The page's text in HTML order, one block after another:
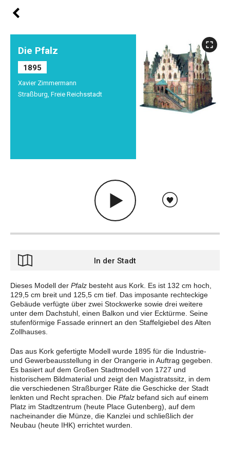
Die Pfalz
1895
Xavier Zimmermann
Straßburg, Freie Reichsstadt
In der Stadt
Dieses Modell der Pfalz besteht aus Kork. Es ist 132 cm hoch,
129,5 cm breit und 125,5 cm tief. Das imposante rechteckige
Gebäude verfügte über zwei Stockwerke sowie drei weitere
unter dem Dachstuhl, einen Balkon und vier Ecktürme. Seine
stufenförmige Fassade erinnert an den Staffelgiebel des Alten
Zollhauses.
Das aus Kork gefertigte Modell wurde 1895 für die Industrie-
und Gewerbeausstellung in der Orangerie in Auftrag gegeben.
Es basiert auf dem Großen Stadtmodell von 1727 und
historischem Bildmaterial und zeigt den Magistratssitz, in dem
die verschiedenen Straßburger Räte die Geschicke der Stadt
lenkten und Recht sprachen. Die Pfalz befand sich auf einem
Platz im Stadtzentrum (heute Place Gutenberg), auf dem
nacheinander die Münze, die Kanzlei und schließlich der
Neubau (heute IHK) errichtet wurden.